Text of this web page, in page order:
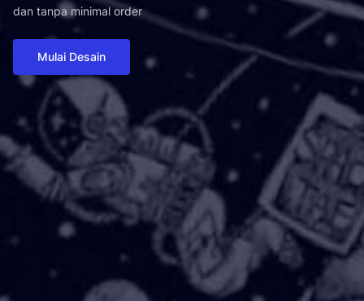
dan tanpa minimal order
Mulai Desain